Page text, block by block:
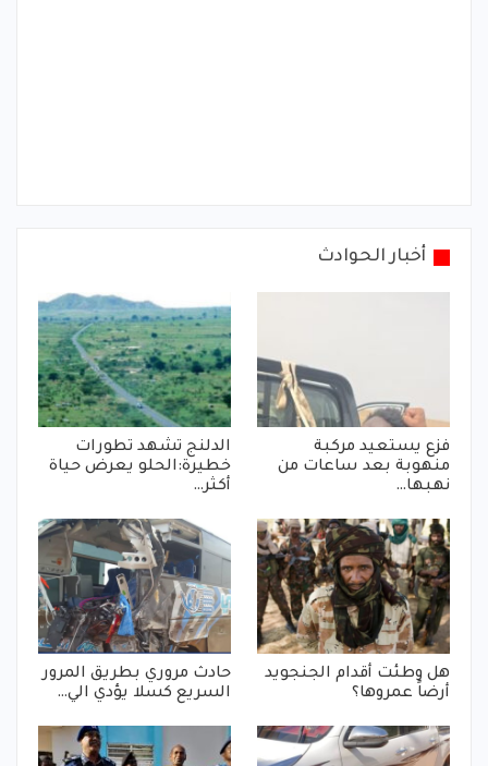
أخبار الحوادث
فزع يستعيد مركبة
منهوبة بعد ساعات من
نهبها…
الدلنج تشهد تطورات
خطيرة:الحلو يعرض حياة
أكثر…
هل وطئت أقدام الجنجويد
أرضاً عمروها؟
حادث مروري بطريق المرور
السريع كسلا يؤدي الي…